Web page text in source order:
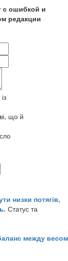
с ошибкой и
редакции
із
що й
низки потягів,
Статус та
между весом